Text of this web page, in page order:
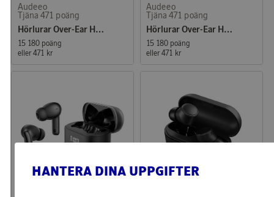
Audeeo
Tjäna 471 poäng
Hörlurar Over-Ear Hybrid ANC ENC Serenehush Vit
15 180 poäng
eller 471 kr
Audeeo
Tjäna 471 poäng
Hörlurar Over-Ear Hybrid ANC ENC Serenehush Svart
15 180 poäng
eller 471 kr
HANTERA DINA UPPGIFTER